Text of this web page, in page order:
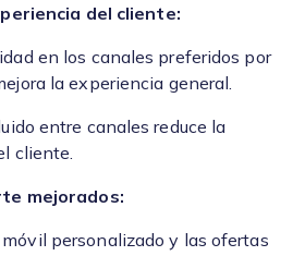
del cliente:
en los canales preferidos por
la experiencia general.
entre canales reduce la
cliente.
mejorados:
personalizado y las ofertas